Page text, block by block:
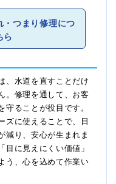
・つまり修理につ
ら
、水道を直すことだけ
。修理を通して、お客
守ることが役目です。
ズに使えることで、日
減り、安心が生まれま
目に見えにくい価値」
う、心を込めて作業い